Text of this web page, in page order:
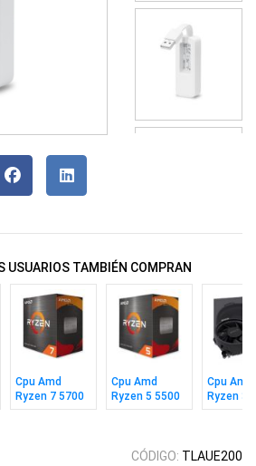
USUARIOS TAMBIÉN COMPRAN
Cpu Amd
Ryzen 7 5700
Am4
Cpu Amd
Ryzen 5 5500
Am4 Box
Cpu Amd
Ryzen 3
Am4 Box
CÓDIGO: TLAUE200